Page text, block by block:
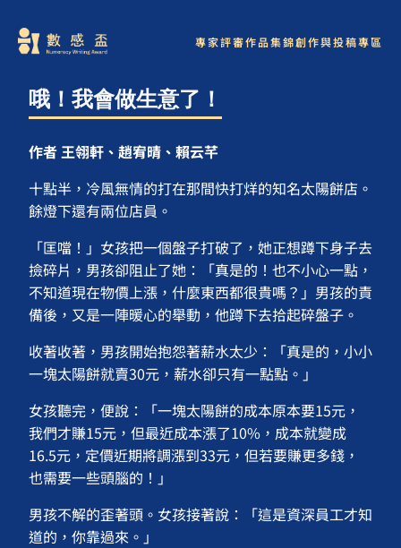
專家評審作品集錦創作與投稿專區
哦！我會做生意了！
作者 王翎軒、趙宥晴、賴云芊
十點半，冷風無情的打在那間快打烊的知名太陽餅店。
餘燈下還有兩位店員。
「匡噹！」女孩把一個盤子打破了，她正想蹲下身子去
撿碎片，男孩卻阻止了她：「真是的！也不小心一點，
不知道現在物價上漲，什麼東西都很貴嗎？」男孩的責
備後，又是一陣暖心的舉動，他蹲下去拾起碎盤子。
收著收著，男孩開始抱怨著薪水太少：「真是的，小小
一塊太陽餅就賣30元，薪水卻只有一點點。」
女孩聽完，便說：「一塊太陽餅的成本原本要15元，
我們才賺15元，但最近成本漲了10%，成本就變成
16.5元，定價近期將調漲到33元，但若要賺更多錢，
也需要一些頭腦的！」
男孩不解的歪著頭。女孩接著說：「這是資深員工才知
道的，你靠過來。」